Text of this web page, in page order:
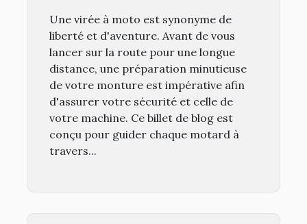
Une virée à moto est synonyme de
liberté et d'aventure. Avant de vous
lancer sur la route pour une longue
distance, une préparation minutieuse
de votre monture est impérative afin
d'assurer votre sécurité et celle de
votre machine. Ce billet de blog est
conçu pour guider chaque motard à
travers...